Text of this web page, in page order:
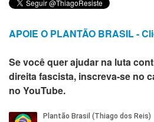
APOIE O PLANTÃO BRASIL -
Se você quer ajudar na luta
direita fascista, inscreva-se no
no YouTube.